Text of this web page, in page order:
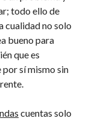
todo ello de
cualidad no solo
bueno para
que es
sí mismo sin
cuentas solo